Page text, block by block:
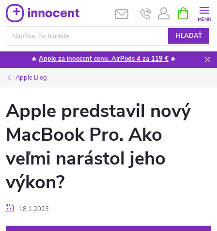
Prejsť
na
obsah
HĽADAŤ
KOŠÍK
🔥 Apple za innocent cenu. AirPods 4 za 119 € 🔥
Apple Blog
Apple predstavil nový
MacBook Pro. Ako
veľmi narástol jeho
výkon?
18.1.2023